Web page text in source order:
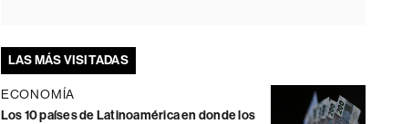
LAS MÁS VISITADAS
ECONOMÍA
Los 10 países de Latinoamérica en donde los